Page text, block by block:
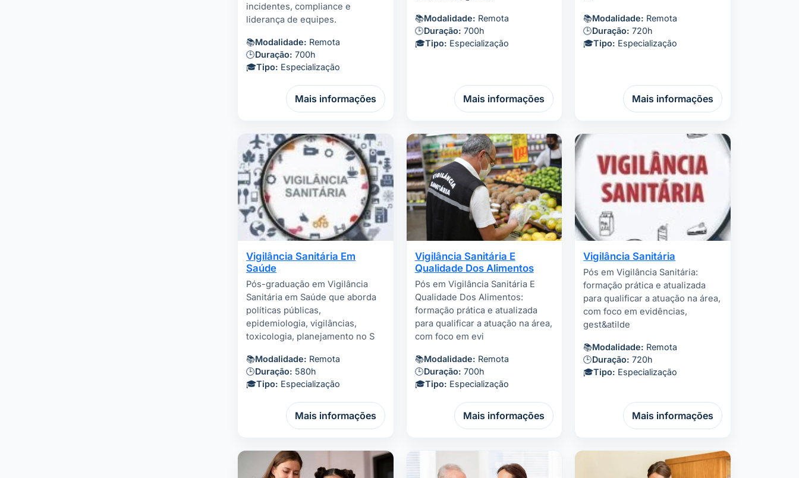
incidentes, compliance e
liderança de equipes.
📚Modalidade: Remota
🕒Duração: 700h
🎓Tipo: Especialização
Mais informações
📚Modalidade: Remota
🕒Duração: 700h
🎓Tipo: Especialização
Mais informações
📚Modalidade: Remota
🕒Duração: 720h
🎓Tipo: Especialização
Mais informações
Vigilância Sanitária Em
Saúde
Pós-graduação em Vigilância
Sanitária em Saúde que aborda
políticas públicas,
epidemiologia, vigilâncias,
toxicologia, planejamento no S
📚Modalidade: Remota
🕒Duração: 580h
🎓Tipo: Especialização
Mais informações
Vigilância Sanitária E
Qualidade Dos Alimentos
Pós em Vigilância Sanitária E
Qualidade Dos Alimentos:
formação prática e atualizada
para qualificar a atuação na área,
com foco em evi
📚Modalidade: Remota
🕒Duração: 700h
🎓Tipo: Especialização
Mais informações
Vigilância Sanitária
Pós em Vigilância Sanitária:
formação prática e atualizada
para qualificar a atuação na área,
com foco em evidências,
gest&atilde
📚Modalidade: Remota
🕒Duração: 720h
🎓Tipo: Especialização
Mais informações